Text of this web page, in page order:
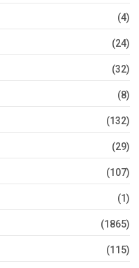
(4)
(24)
(32)
(8)
(132)
(29)
(107)
(1)
(1865)
(115)